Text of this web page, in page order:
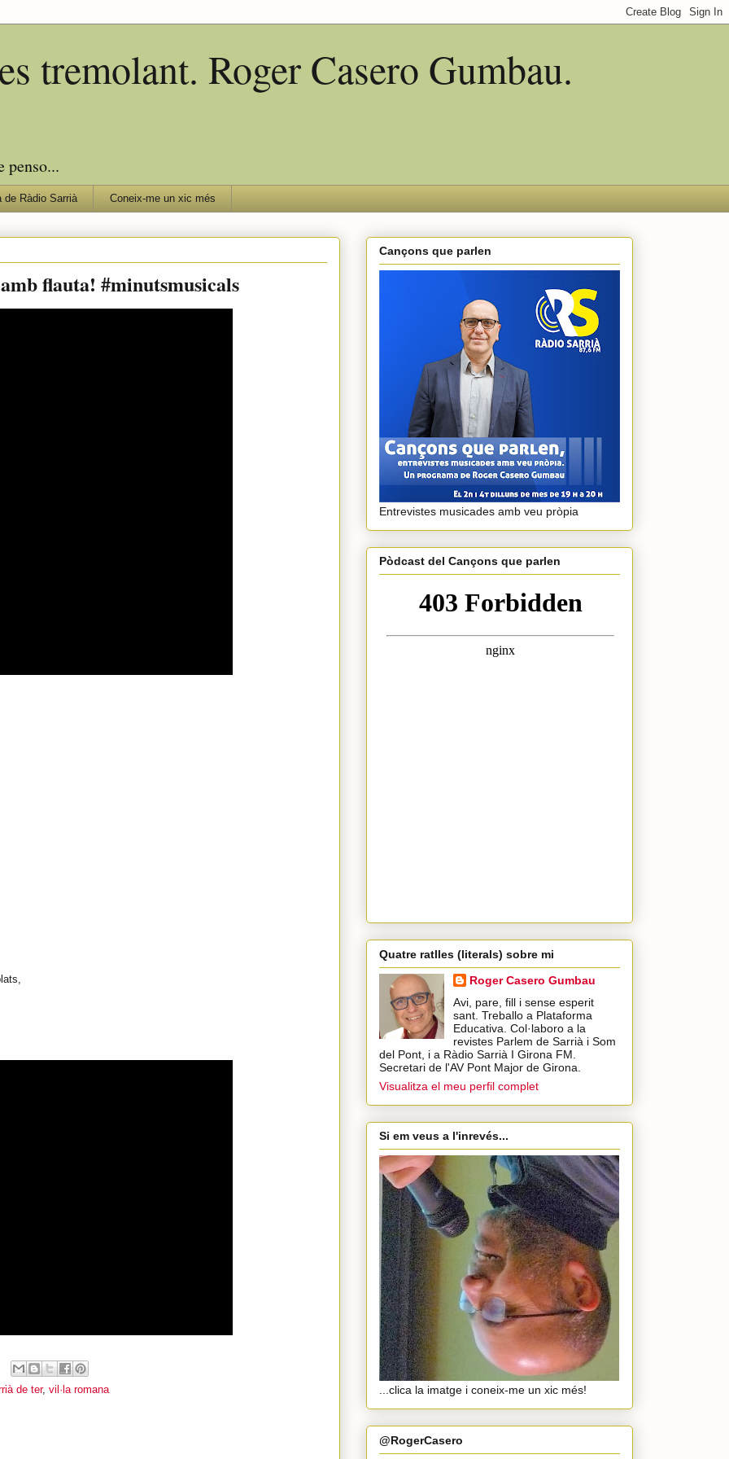
tremolant. Roger Casero Gumbau.
penso...
de Ràdio Sarrià Coneix-me un xic més
flauta! #minutsmusicals
de ter, vil·la romana
Cançons que parlen
Entrevistes musicades amb veu pròpia
Pòdcast del Cançons que parlen
Quatre ratlles (literals) sobre mi
Roger Casero Gumbau
Avi, pare, fill i sense esperit
sant. Treballo a Plataforma
Educativa. Col·laboro a la
revistes Parlem de Sarrià i Som
del Pont, i a Ràdio Sarrià I Girona FM.
Secretari de l'AV Pont Major de Girona.
Visualitza el meu perfil complet
Si em veus a l'inrevés...
...clica la imatge i coneix-me un xic més!
@RogerCasero